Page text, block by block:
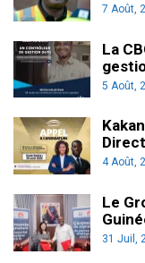
7 Août,
La
5 Août,
4 Août,
Le
31 Juil,